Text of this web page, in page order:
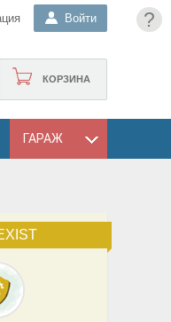
?
Войти
КОРЗИНА
ГАРАЖ